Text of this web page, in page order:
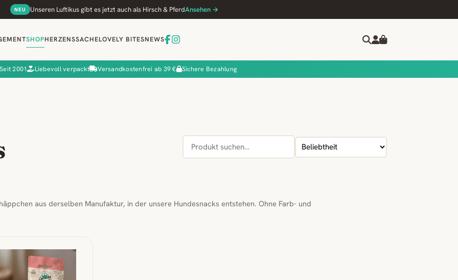
NEU Unseren Luftikus gibt es jetzt auch als Hirsch & PferdAnsehen →
SHOPHERZENSSACHELOVELY BITESNEWS
Seit 2001 Liebevoll verpackt Versandkostenfrei ab 39 € Sichere Bezahlung
aus derselben Manufaktur, in der unsere Hundesnacks entstehen. Ohne Farb- und